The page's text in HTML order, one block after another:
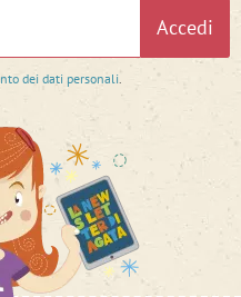
Accedi
dei dati personali